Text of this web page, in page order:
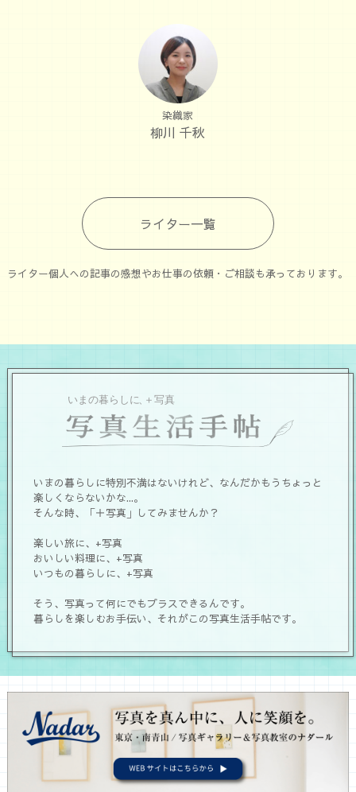
染織家
柳川 千秋
ライター一覧
ライター個人への記事の感想やお仕事の依頼・ご相談も承っております。
いまの暮らしに特別不満はないけれど、なんだかもうちょっと
楽しくならないかな...。
そんな時、「＋写真」してみませんか？
楽しい旅に、+写真
おいしい料理に、+写真
いつもの暮らしに、+写真
そう、写真って何にでもプラスできるんです。
暮らしを楽しむお手伝い、それがこの写真生活手帖です。